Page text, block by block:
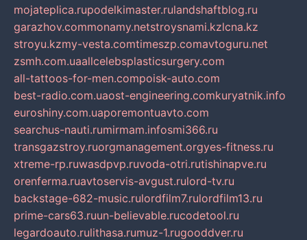
mojateplica.rupodelkimaster.rulandshaftblog.ru
garazhov.commonamy.netstroysnami.kzlcna.kz
stroyu.kzmy-vesta.comtimeszp.comavtoguru.net
zsmh.com.uaallcelebsplasticsurgery.com
all-tattoos-for-men.compoisk-auto.com
best-radio.com.uaost-engineering.comkuryatnik.info
euroshiny.com.uaporemontuavto.com
searchus-nauti.rumirmam.infosmi366.ru
transgazstroy.ruorgmanagement.orgyes-fitness.ru
xtreme-rp.ruwasdpvp.ruvoda-otri.rutishinapve.ru
orenferma.ruavtoservis-avgust.rulord-tv.ru
backstage-682-music.rulordfilm7.rulordfilm13.ru
prime-cars63.ruun-believable.rucodetool.ru
legardoauto.rulithasa.rumuz-1.rugooddver.ru